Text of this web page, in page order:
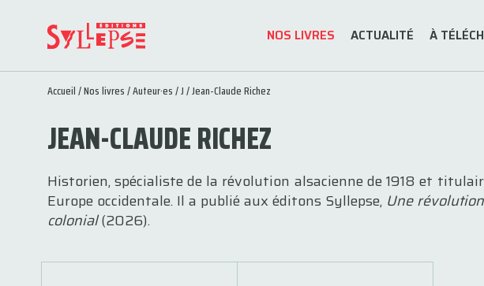
NOS LIVRES ACTUALITÉ À
Accueil/Nos livres/Auteur·es/J/ Jean-Claude Richez
JEAN-CLAUDE RICHEZ
Historien, spécialiste de la révolution alsacienne de 1918 et
Europe occidentale. Il a publié aux éditons Syllepse, Une
colonial(2026).